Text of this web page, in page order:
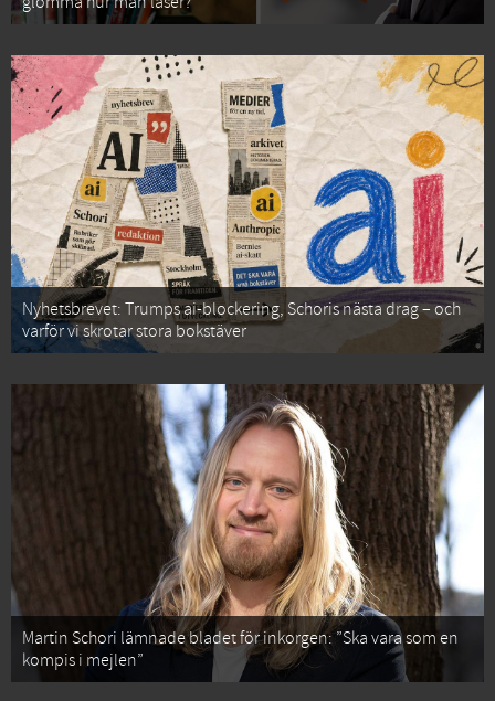
Nyhetsbrevet: Trumps ai-blockering, Schoris nästa drag – och
varför vi skrotar stora bokstäver
Martin Schori lämnade bladet för inkorgen: ”Ska vara som en
kompis i mejlen”